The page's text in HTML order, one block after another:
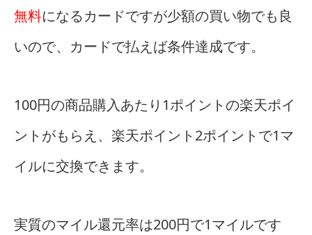
無料になるカードですが少額の買い物でも良
いので、カードで払えば条件達成です。
100円の商品購入あたり1ポイントの楽天ポイ
ントがもらえ、楽天ポイント2ポイントで1マ
イルに交換できます。
実質のマイル還元率は200円で1マイルです